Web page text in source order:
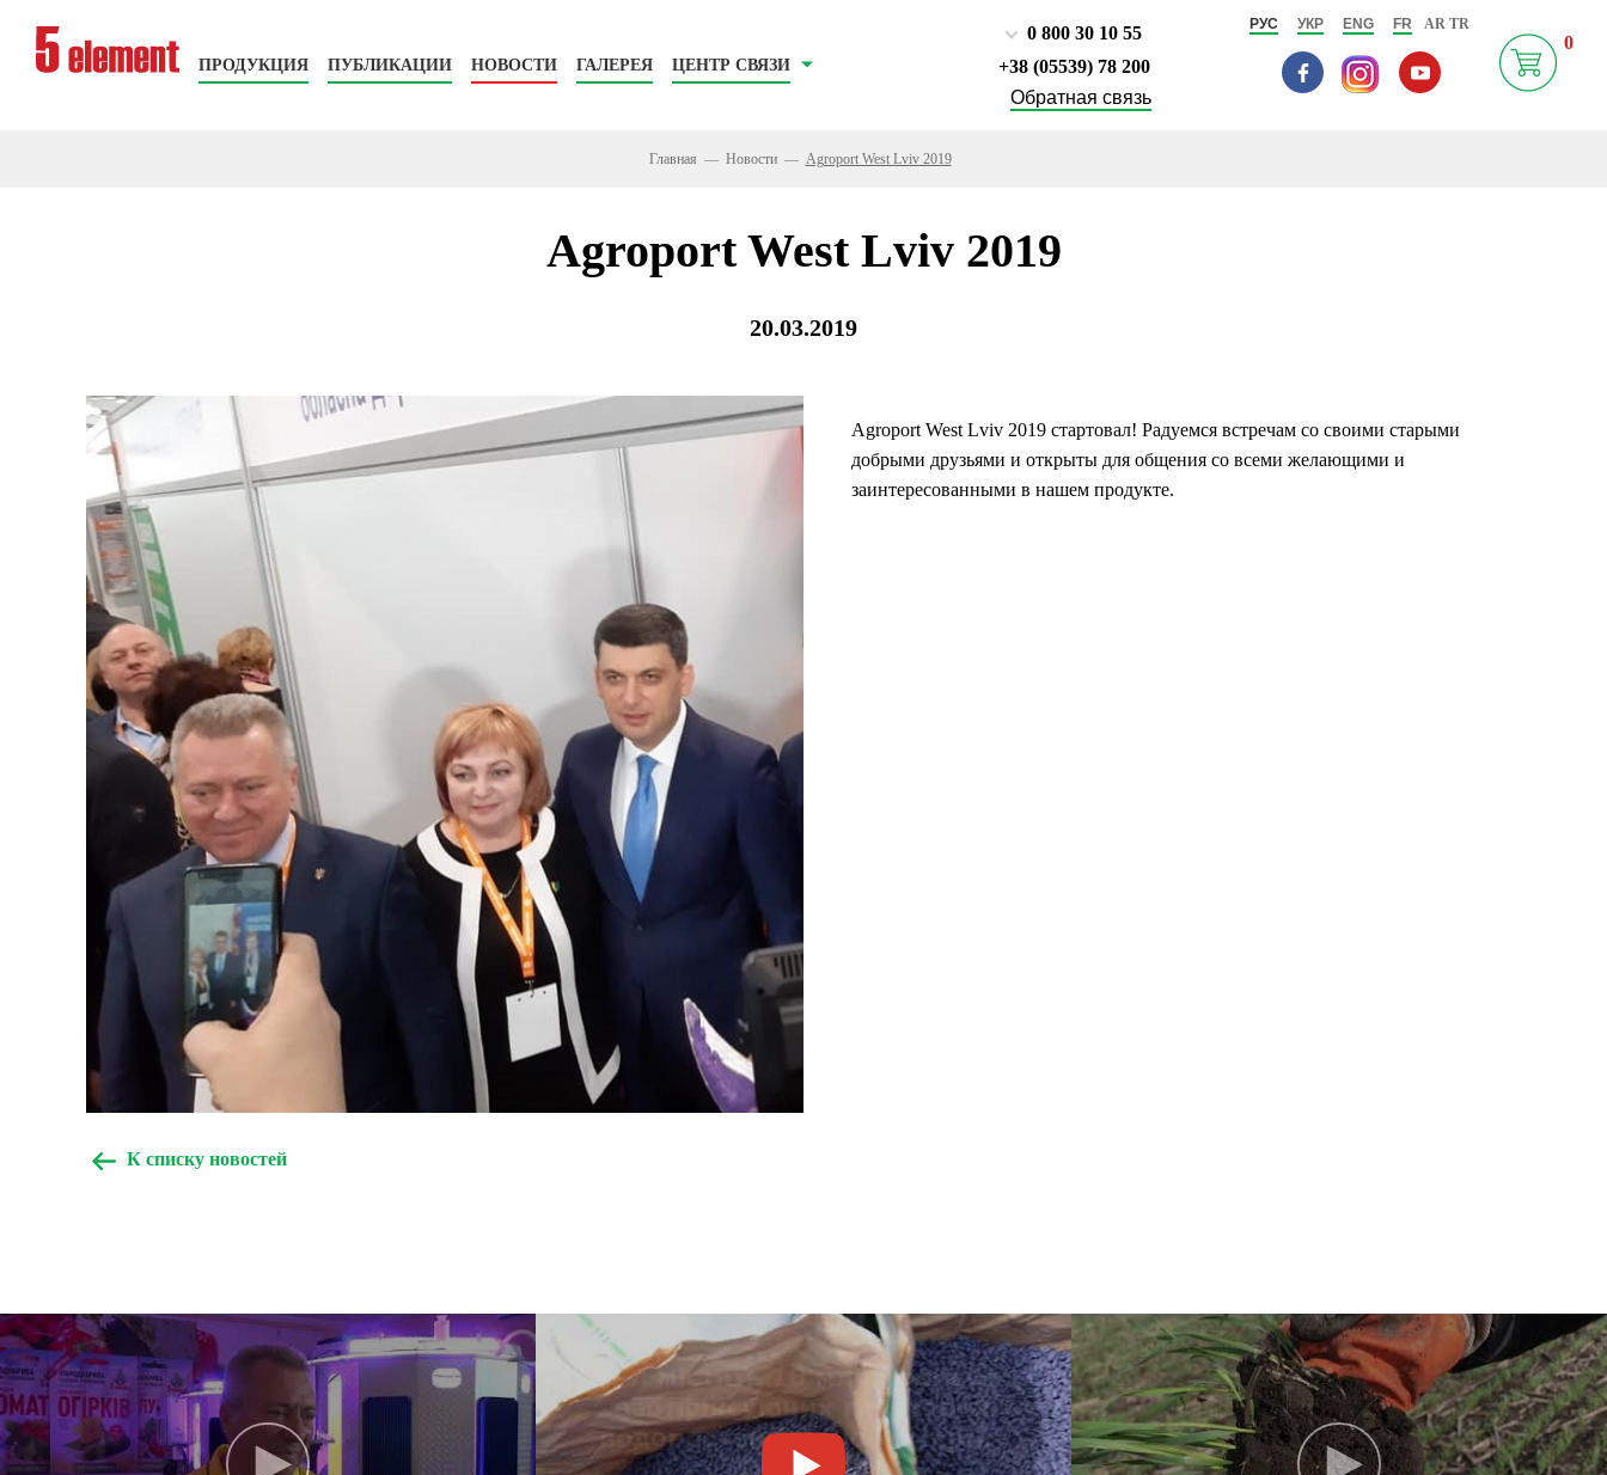
ПРОДУКЦИЯ ПУБЛИКАЦИИ НОВОСТИ ГАЛЕРЕЯ ЦЕНТР СВЯЗИ
0 800 30 10 55
‎+38 (05539) 78 200
Обратная связь
РУС УКР ENG FR AR TR
0
Главная Новости Agroport West Lviv 2019
Agroport West Lviv 2019
20.03.2019
Agroport West Lviv 2019 стартовал! Радуемся встречам со своими старыми
добрыми друзьями и открыты для общения со всеми желающими и
заинтересованными в нашем продукте.
К списку новостей